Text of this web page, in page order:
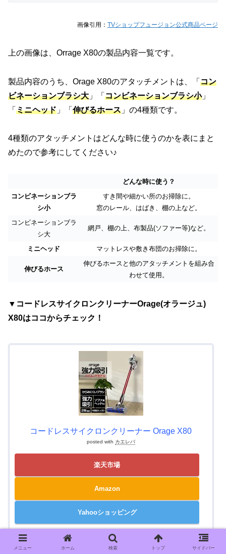
画像引用： TVショップフュージョン公式商品ページ
上の画像は、Orrage X80の製品内容一覧です。
製品内容のうち、Orage X80のアタッチメントは、「 コン
ビネーションブラシ大 」「 コンビネーションブラシ小」
「 ミニヘッド 」「 伸びるホース 」の4種類です。
4種類のアタッチメントはどんな時に使うのかを表にまと
めたので参考にしてください♪
どんな時に使う？
コンビネーションブラ
シ小
すき間や細かい所のお掃除に。
窓のレール、はばき、棚の上など。
コンビネーションブラ
シ大
網戸、棚の上、布製品(ソファー等)など。
ミニヘッド マットレスや敷き布団のお掃除に。
伸びるホース
伸びるホースと他のアタッチメントを組み合
わせて使用。
▼コードレスサイクロンクリーナーOrage(オラージュ)
X80はココからチェック！
コードレスサイクロンクリーナー Orage X80
posted with カエレバ
楽天市場
Amazon
Yahooショッピング
メニュー ホーム 検索 トップ サイドバー